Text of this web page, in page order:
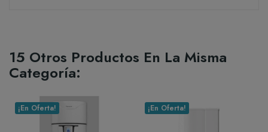
15 Otros Productos En La Misma
Categoría:
¡En Oferta! ¡En Oferta!